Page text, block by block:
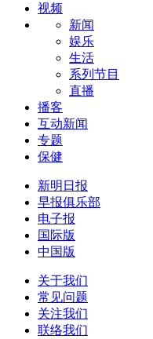
视频
新闻
娱乐
生活
系列节目
直播
播客
互动新闻
专题
保健
新明日报
早报俱乐部
电子报
国际版
中国版
关于我们
常见问题
关注我们
联络我们